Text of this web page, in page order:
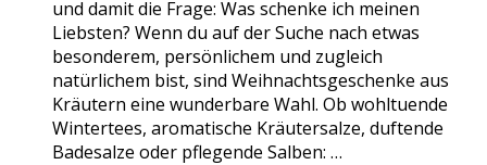
und damit die Frage: Was schenke ich meinen
Liebsten? Wenn du auf der Suche nach etwas
besonderem, persönlichem und zugleich
natürlichem bist, sind Weihnachtsgeschenke aus
Kräutern eine wunderbare Wahl. Ob wohltuende
Wintertees, aromatische Kräutersalze, duftende
Badesalze oder pflegende Salben: …